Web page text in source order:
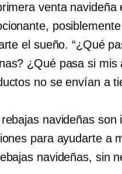
venta
el sueño. “¿Qué
¿Qué pasa si
no se envían a
navideñas
para ayudarte a
navideñas, sin